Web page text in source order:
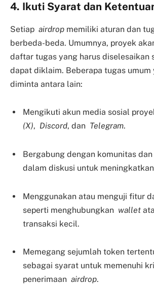
4. Ikuti Syarat dan
Setiap airdrop memiliki aturan dan
berbeda-beda. Umumnya, proyek
daftar tugas yang harus diselesaikan
dapat diklaim. Beberapa tugas umum
diminta antara lain:
Mengikuti akun media sosial
(X), Discord, dan Telegram.
Bergabung dengan komunitas
dalam diskusi untuk
Menggunakan atau menguji fitur
seperti menghubungkan wallet
transaksi kecil.
Memegang sejumlah token
sebagai syarat untuk memenuhi
penerimaan airdrop.